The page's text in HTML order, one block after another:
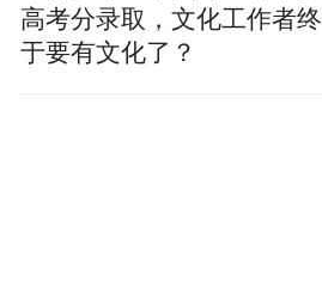
高考分录取，文化工作者终
于要有文化了？